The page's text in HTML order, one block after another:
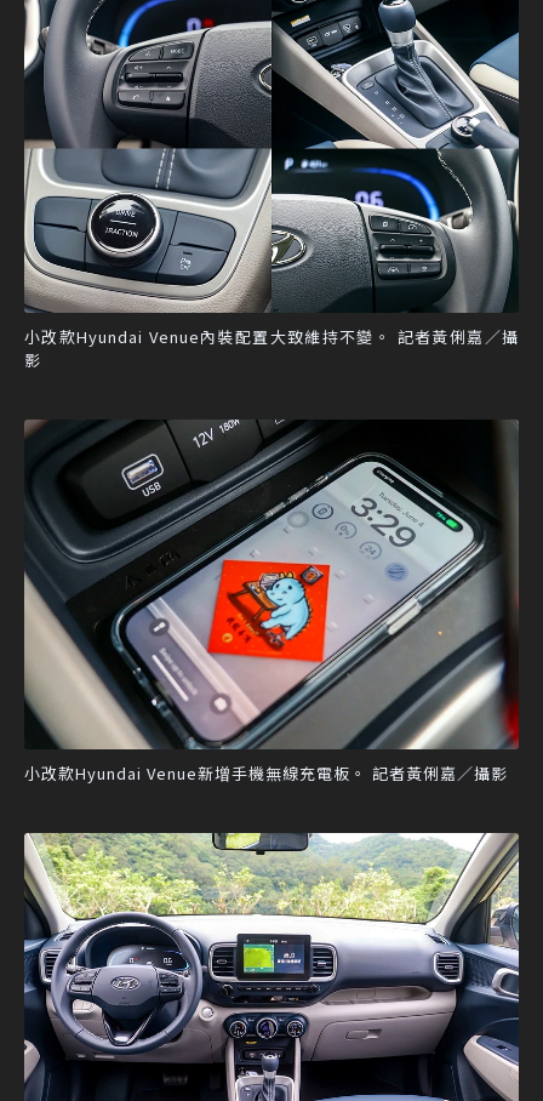
小改款Hyundai Venue內裝配置大致維持不變。 記者黃俐嘉／攝
影
小改款Hyundai Venue新增手機無線充電板。 記者黃俐嘉／攝影